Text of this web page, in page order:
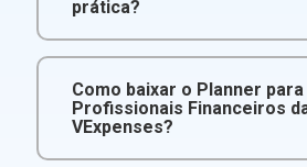
prática?
Como baixar o Planner para
Profissionais Financeiros
VExpenses?